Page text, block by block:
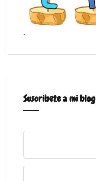
.
Suscribete a mi blog